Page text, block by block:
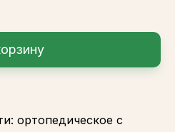
ортопедическое с